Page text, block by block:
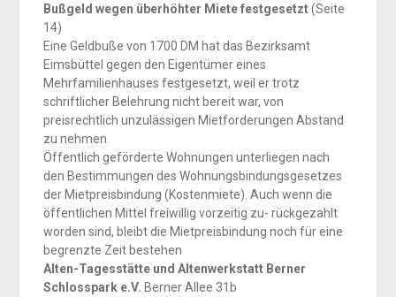
Bußgeld wegen überhöhter Miete festgesetzt(Seite
14)
Eine Geldbuße von 1700 DM hat das Bezirksamt
Eimsbüttel gegen den Eigentümer eines
Mehrfamilienhauses festgesetzt, weil er trotz
schriftlicher Belehrung nicht bereit war, von
preisrechtlich unzulässigen Mietforderungen Abstand
zu nehmen.
Öffentlich geförderte Wohnungen unterliegen nach
den Bestimmungen des Wohnungsbindungsgesetzes
der Mietpreisbindung (Kostenmiete). Auch wenn die
öffentlichen Mittel freiwillig vorzeitig zu- rückgezahlt
worden sind, bleibt die Mietpreisbindung noch für eine
begrenzte Zeit bestehen
Alten-Tagesstätte und Altenwerkstatt Berner
Schlosspark e.V. Berner Allee 31b